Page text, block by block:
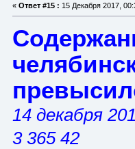
« Ответ #15 : 15 Декабря 2017,
14 декабря
3 365 42